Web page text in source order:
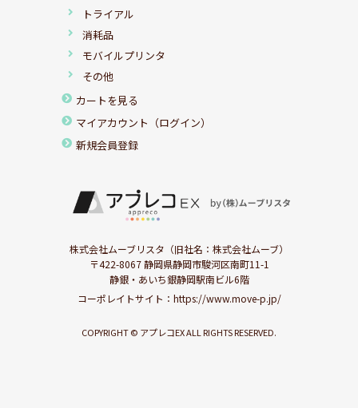
トライアル
消耗品
モバイルプリンタ
その他
カートを見る
マイアカウント（ログイン）
新規会員登録
株式会社ムーブリスタ（旧社名：株式会社ムーブ）
〒422-8067 静岡県静岡市駿河区南町11-1
静銀・あいち銀静岡駅南ビル6階
コーポレイトサイト： https://www.move-p.jp/
COPYRIGHT © アプレコEX ALL RIGHTS RESERVED.